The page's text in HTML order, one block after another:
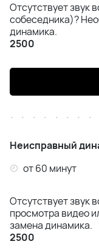
Отсутствует звук
собеседника)?
динамика.
2500
Неисправный
от 60 минут
Отсутствует звук
просмотра видео
замена динамика.
2500